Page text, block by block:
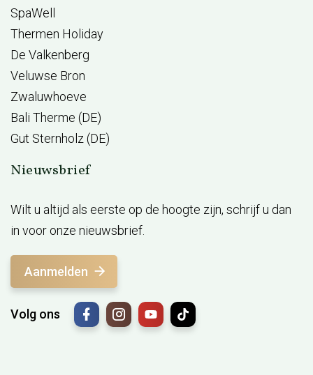
SpaWell
Thermen Holiday
De Valkenberg
Veluwse Bron
Zwaluwhoeve
Bali Therme (DE)
Gut Sternholz (DE)
Nieuwsbrief
Wilt u altijd als eerste op de hoogte zijn, schrijf u dan
in voor onze nieuwsbrief.
Aanmelden
Volg ons